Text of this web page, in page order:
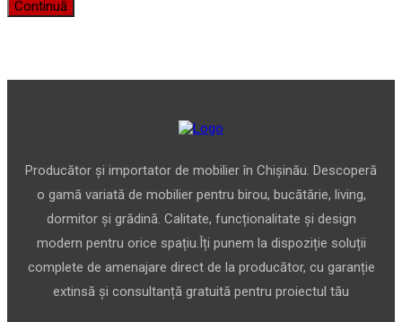
Continuă
Producător și importator de mobilier în Chișinău. Descoperă
o gamă variată de mobilier pentru birou, bucătărie, living,
dormitor și grădină. Calitate, funcționalitate și design
modern pentru orice spațiu.Îți punem la dispoziție soluții
complete de amenajare direct de la producător, cu garanție
extinsă și consultanță gratuită pentru proiectul tău